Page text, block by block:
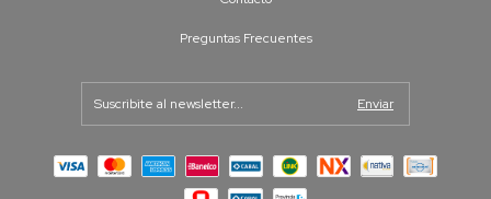
Preguntas Frecuentes